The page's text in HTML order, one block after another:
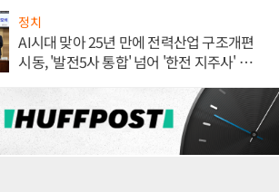
정치
AI시대 맞아 25년 만에 전력산업 구조개편
시동, '발전5사 통합' 넘어 '한전 지주사' 재편